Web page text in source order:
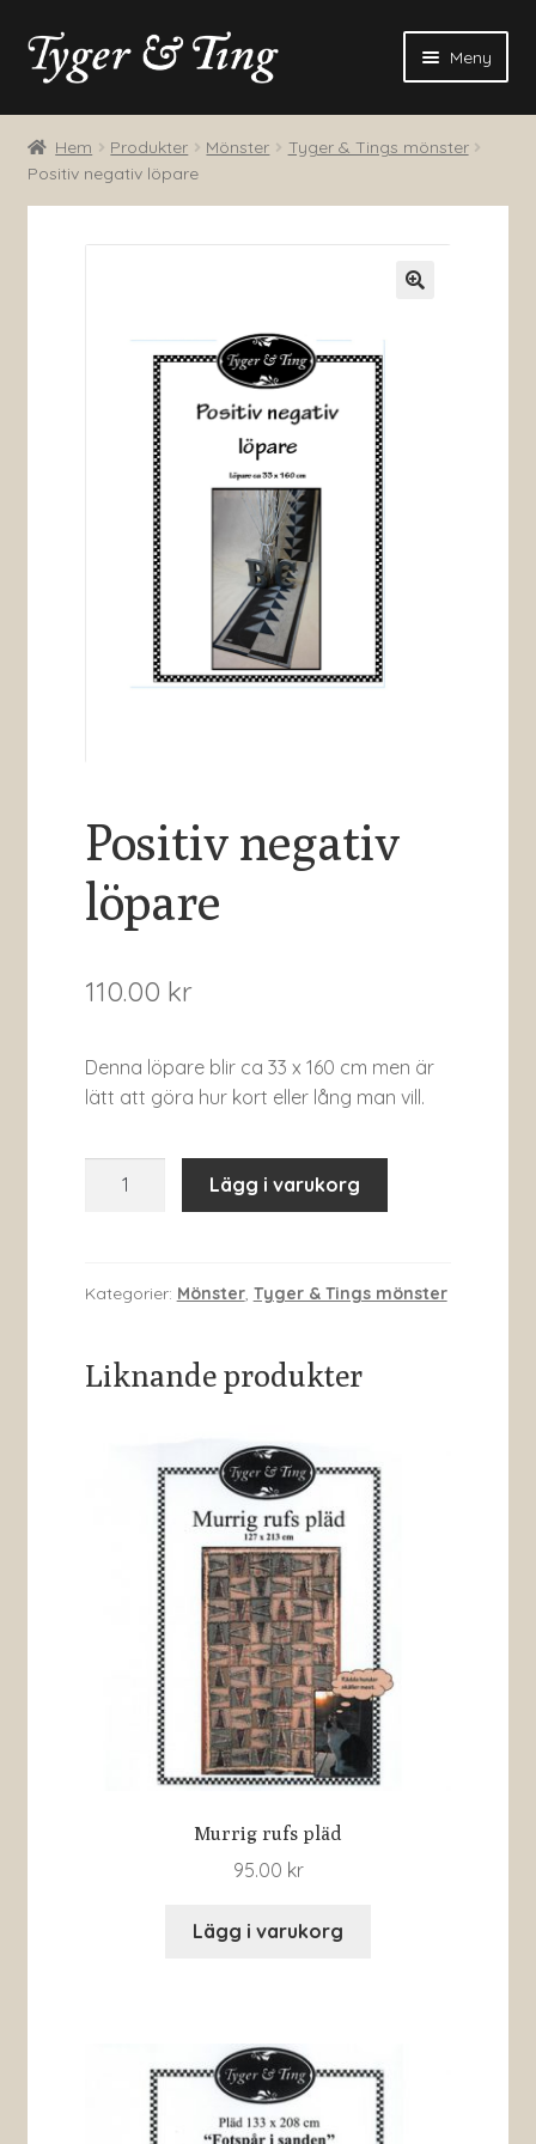
Hoppa
till
Hoppa
till
Meny
Blogg
Produkter
Hem Produkter Mönster
Tyger & Tings mönster
Positiv negativ löpare
Positiv negativ
löpare
110.00 kr
Denna löpare blir ca 33 x 160 cm men är
lätt att göra hur kort eller lång man vill.
Positiv
Lägg i varukorg
Kategorier: Mönster, Tyger & Tings mönster
Liknande produkter
Murrig rufs pläd
95.00 kr
Lägg i varukorg